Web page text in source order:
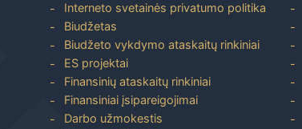
Interneto svetainės privatumo politika
Biudžetas
Biudžeto vykdymo ataskaitų rinkiniai
ES projektai
Finansinių ataskaitų rinkiniai
Finansiniai įsipareigojimai
Darbo užmokestis